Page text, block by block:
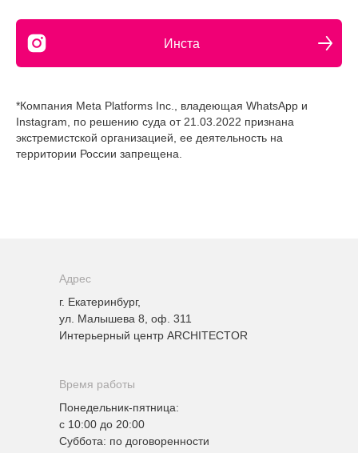
Инста
*Компания Meta Platforms Inc., владеющая WhatsApp и
Instagram, по решению суда от 21.03.2022 признана
экстремистской организацией, ее деятельность на
территории России запрещена.
Адрес
Время работы
г. Екатеринбург,
ул. Малышева 8, оф. 311
Интерьерный центр ARCHITECTOR
Понедельник-пятница:
с 10:00 до 20:00
Суббота: по договоренности